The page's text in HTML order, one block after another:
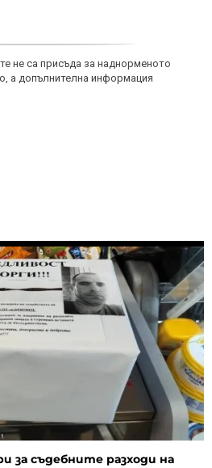
не са присъда за наднорменото
а допълнителна информация
за съдебните разходи на